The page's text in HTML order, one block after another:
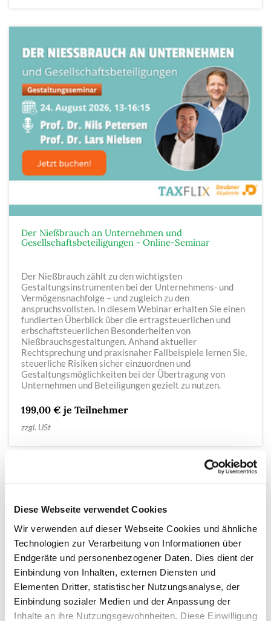
Diese Webseite verwendet Cookies
Wir verwenden auf dieser Webseite Cookies und ähnliche
Technologien zur Verarbeitung von Informationen über
Endgeräte und personenbezogener Daten. Dies dient der
Einbindung von Inhalten, externen Diensten und
Elementen Dritter, statistischer Nutzungsanalyse, der
Einbindung sozialer Medien und der Anpassung der
Inhalte an ihre Nutzungsgewohnheiten. Diese Einwilligung
Der Nießbrauch an Unternehmen und
Gesellschaftsbeteiligungen - Online-Seminar
Der Nießbrauch zählt zu den wichtigsten
Gestaltungsinstrumenten bei der Unternehmens- und
Vermögensnachfolge – und zugleich zu den
anspruchsvollsten. In diesem Webinar erhalten Sie einen
fundierten Überblick über die ertragsteuerlichen und
erbschaftsteuerlichen Besonderheiten von
Nießbrauchsgestaltungen. Anhand aktueller
Rechtsprechung und praxisnaher Fallbeispiele lernen Sie,
steuerliche Risiken sicher einzuordnen und
Gestaltungsmöglichkeiten bei der Übertragung von
Unternehmen und Beteiligungen gezielt zu nutzen.
199,00 € je Teilnehmer
zzgl. USt